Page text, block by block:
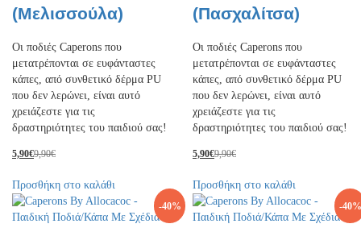
(Μελισσούλα)
Οι ποδιές Caperons που
μετατρέπονται σε ευφάνταστες
κάπες, από συνθετικό δέρμα PU
που δεν λερώνει, είναι αυτό
χρειάζεστε για τις
δραστηριότητες του παιδιού σας!
5,90€9,90€
Προσθήκη στο καλάθι
(Πασχαλίτσα)
Οι ποδιές Caperons που
μετατρέπονται σε ευφάνταστες
κάπες, από συνθετικό δέρμα PU
που δεν λερώνει, είναι αυτό
χρειάζεστε για τις
δραστηριότητες του παιδιού σας!
5,90€9,90€
Προσθήκη στο καλάθι
-40% -40%